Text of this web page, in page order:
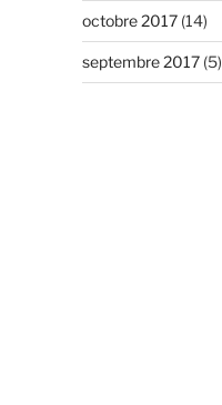
octobre 2017(14)
septembre 2017(5)